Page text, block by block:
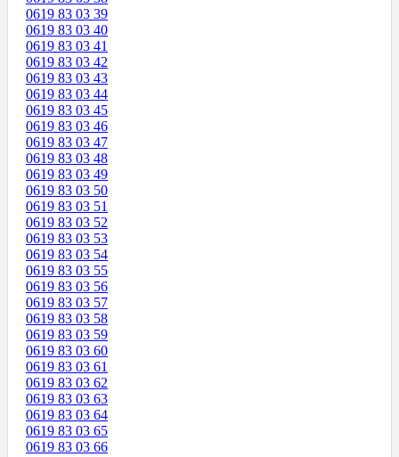
0619 83 03 39
0619 83 03 40
0619 83 03 41
0619 83 03 42
0619 83 03 43
0619 83 03 44
0619 83 03 45
0619 83 03 46
0619 83 03 47
0619 83 03 48
0619 83 03 49
0619 83 03 50
0619 83 03 51
0619 83 03 52
0619 83 03 53
0619 83 03 54
0619 83 03 55
0619 83 03 56
0619 83 03 57
0619 83 03 58
0619 83 03 59
0619 83 03 60
0619 83 03 61
0619 83 03 62
0619 83 03 63
0619 83 03 64
0619 83 03 65
0619 83 03 66